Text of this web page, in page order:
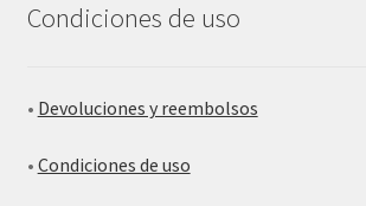
Condiciones de uso
• Devoluciones y reembolsos
• Condiciones de uso